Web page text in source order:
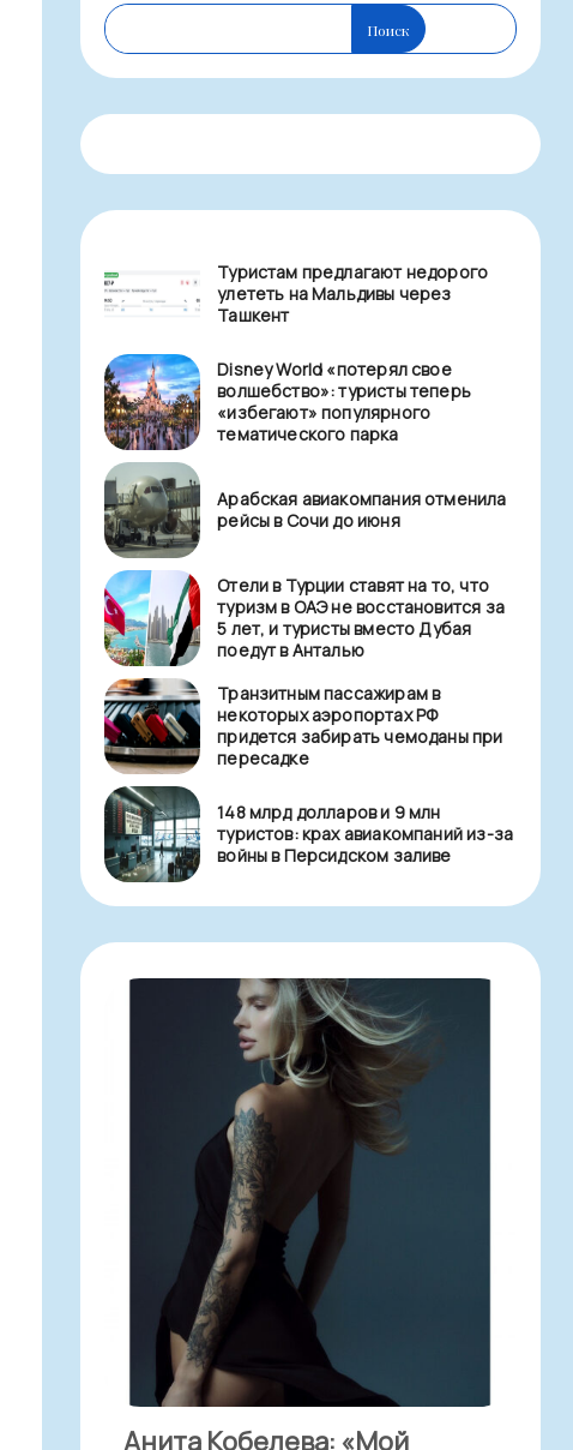
Поиск
Туристам предлагают недорого
улететь на Мальдивы через
Ташкент
Disney World «потерял свое
волшебство»: туристы теперь
«избегают» популярного
тематического парка
Арабская авиакомпания отменила
рейсы в Сочи до июня
Отели в Турции ставят на то, что
туризм в ОАЭ не восстановится за
5 лет, и туристы вместо Дубая
поедут в Анталью
Транзитным пассажирам в
некоторых аэропортах РФ
придется забирать чемоданы при
пересадке
148 млрд долларов и 9 млн
туристов: крах авиакомпаний из-за
войны в Персидском заливе
Анита Кобелева: «Мой